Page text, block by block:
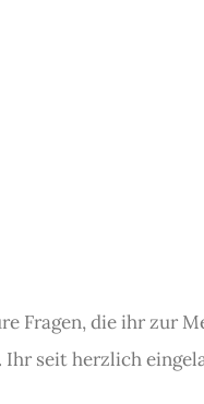
Fragen, die ihr zur
seit herzlich